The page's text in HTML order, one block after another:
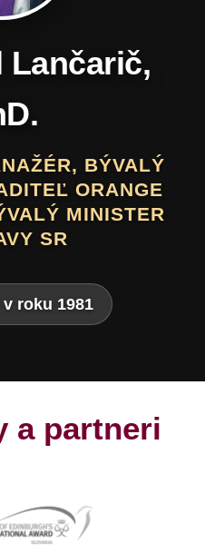
PROZAIK,
TEXTÁR,
LITERATÚRY
MLÁDEŽ
roku 1975
a partneri